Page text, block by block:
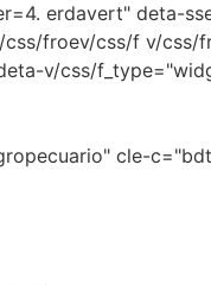
erdavert" deta-
froev/css/f v/
v/css/
cle-